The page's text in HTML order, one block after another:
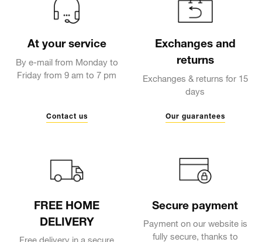
At your service
By e-mail from Monday to
Friday from 9 am to 7 pm
Contact us
Exchanges and
returns
Exchanges & returns for 15
days
Our guarantees
FREE HOME
DELIVERY
Secure payment
Payment on our website is
fully secure, thanks to